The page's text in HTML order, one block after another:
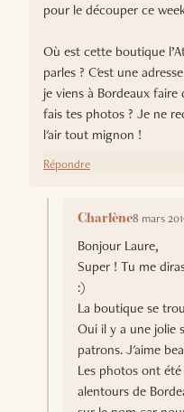
pour le découper ce
Où est cette boutique
parles ? C'est une
je viens à Bordeaux
fais tes photos ? Je ne
l'air tout mignon !
Répondre
Charlène8 mars
Bonjour Laure,
Super ! Tu me
:)
La boutique se
Oui il y a une jolie
patrons. J'aime
Les photos ont
alentours de